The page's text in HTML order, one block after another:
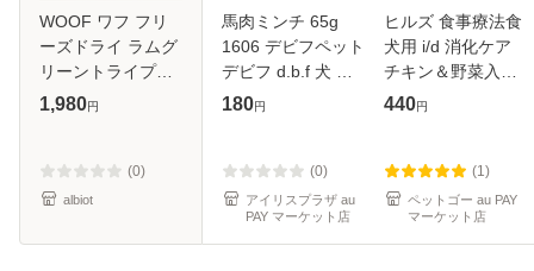
WOOF ワフ フリ
ーズドライ ラムグ
リーントライプ
with 緑イ貝 トリー
1,980円
(0)
albiot
馬肉ミンチ 65g
1606 デビフペット
デビフ d.b.f 犬 い
ぬ ドッグフード ウ
色剤無添加 トッピ
ング
180円
(0)
アイリスプラザ au
PAY マーケット店
ヒルズ 食事療法食
犬用 i/d 消化ケア
チキン＆野菜入り
シチュー缶 156g
440円
(1)
ペットゴー au PAY
マーケット店